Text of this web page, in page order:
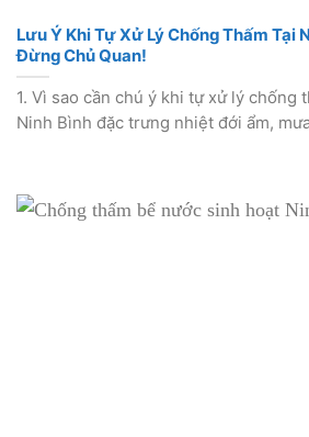
Lưu Ý Khi Tự Xử Lý Chống Thấm Tại
Đừng Chủ Quan!
1. Vì sao cần chú ý khi tự xử lý chống
Ninh Bình đặc trưng nhiệt đới ẩm,